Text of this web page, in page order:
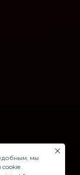
мы